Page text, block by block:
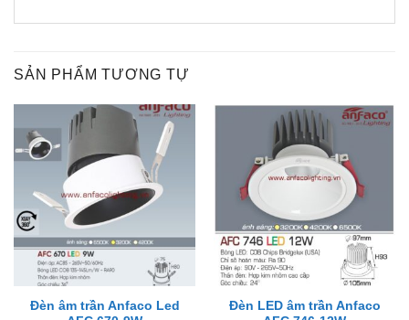
SẢN PHẨM TƯƠNG TỰ
Đèn âm trần Anfaco Led
Đèn LED âm trần Anfaco